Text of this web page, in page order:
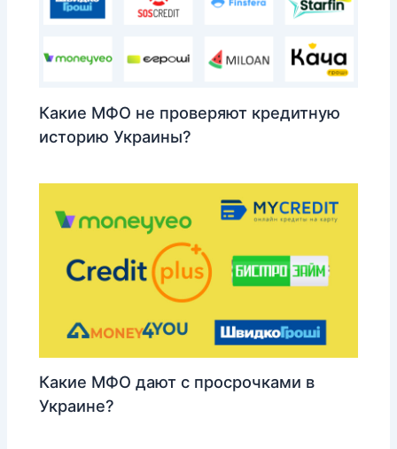
Какие МФО не проверяют кредитную
историю Украины?
Какие МФО дают с просрочками в
Украине?